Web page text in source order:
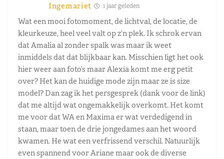
Ingemariet 1 jaar geleden
Wat een mooi fotomoment, de lichtval, de locatie, de
kleurkeuze, heel veel valt op z’n plek. Ik schrok ervan
dat Amalia al zonder spalk was maar ik weet
inmiddels dat dat blijkbaar kan. Misschien ligt het ook
hier weer aan foto’s maar Alexia komt me erg petit
over? Het kan de huidige mode zijn maar ze is size
model? Dan zag ik het persgesprek (dank voor de link)
dat me altijd wat ongemakkelijk overkomt. Het komt
me voor dat WA en Maxima er wat verdedigend in
staan, maar toen de drie jongedames aan het woord
kwamen. He wat een verfrissend verschil. Natuurlijk
even spannend voor Ariane maar ook de diverse